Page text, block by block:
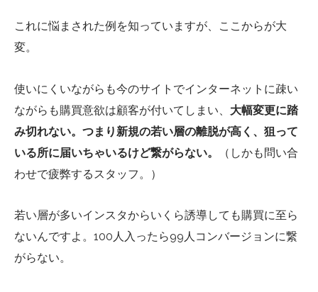
これに悩まされた例を知っていますが、ここからが大
変。
使いにくいながらも今のサイトでインターネットに疎い
ながらも購買意欲は顧客が付いてしまい、 大幅変更に踏
み切れない。つまり新規の若い層の離脱が高く、狙って
いる所に届いちゃいるけど繋がらない。
（しかも問い合
わせで疲弊するスタッフ。）
若い層が多いインスタからいくら誘導しても購買に至ら
ないんですよ。100人入ったら99人コンバージョンに繋
がらない。